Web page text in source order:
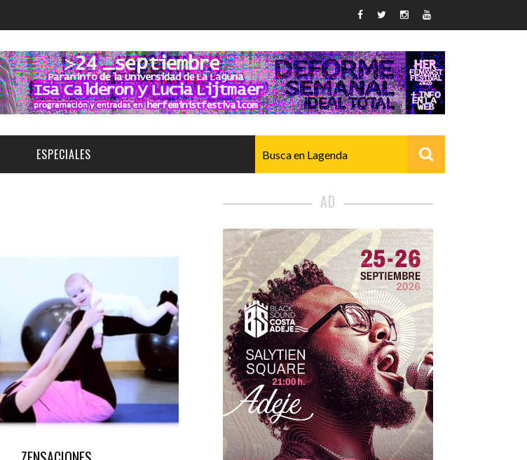
Deporte y Naturaleza
Gastro
Infantil
Música
Escénicas
AVANZADO
ESPECIALES
TENERIFE PHE FESTIVAL 2026
XXVII VERANO DE CUENTO
AD